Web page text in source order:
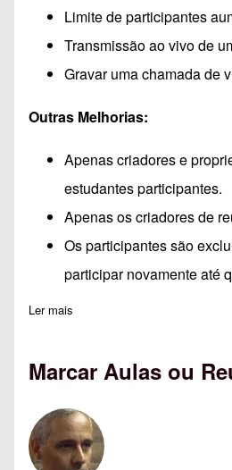
Limite de participantes
Transmissão ao vivo de
Gravar uma chamada de
Outras Melhorias:
Apenas criadores e
estudantes participantes.
Apenas os criadores de
Os participantes são
participar novamente até
Ler mais
Marcar Aulas ou